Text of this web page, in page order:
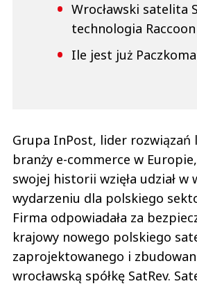
Wrocławski satelita
technologia Raccoon
Ile jest już
Grupa InPost, lider rozwiązań
branży e-commerce w
swojej historii wzięła udział w
wydarzeniu dla polskiego
Firma odpowiadała za
krajowy nowego polskiego
zaprojektowanego i
wrocławską spółkę SatRev.